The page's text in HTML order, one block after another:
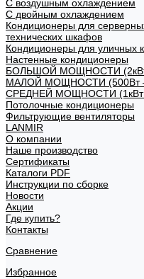
С воздушным охлаждением
С двойным охлаждением
Кондиционеры для
технических шкафов
Кондиционеры для уличных
Настенные кондиционеры
БОЛЬШОЙ МОЩНОСТИ (2кВт
МАЛОЙ МОЩНОСТИ (500Вт
СРЕДНЕЙ МОЩНОСТИ (1кВт
Потолочные кондиционеры
Фильтрующие вентиляторы
LANMIR
О компании
Наше производство
Сертификаты
Каталоги PDF
Инструкции по сборке
Новости
Акции
Где купить?
Контакты
Сравнение
Избранное